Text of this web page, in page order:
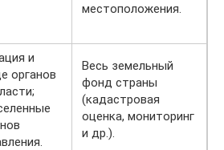
местоположения.
и
органов
Весь земельный
фонд страны
(кадастровая
оценка, мониторинг
и др.).